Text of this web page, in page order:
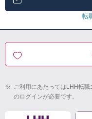
転
※ ご利用にあたってはLHH転
のログインが必要です。